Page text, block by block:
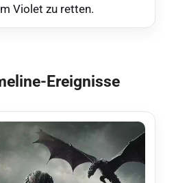
Violet zu retten.
Ereignisse